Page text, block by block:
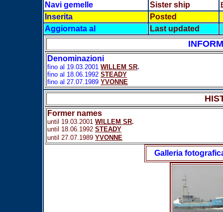
Navi gemelle
Sister ship
Inserita
Posted
Aggiornata al
Last updated
Denominazioni
fino al 19.03.2001 WILLEM SR.
fino al 18.06.1992 STEADY
fino al 27.07.1989 YVONNE
Former names
until 19.03.2001 WILLEM SR.
until 18.06.1992 STEADY
until 27.07.1989 YVONNE
Galleria